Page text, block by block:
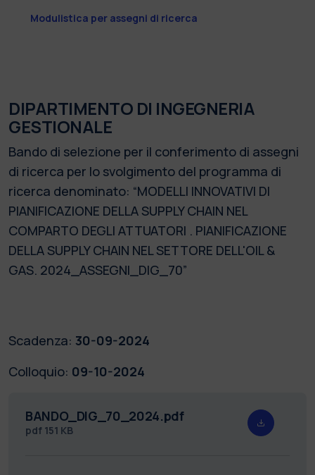
Modulistica per assegni di ricerca
DIPARTIMENTO DI INGEGNERIA
GESTIONALE
Bando di selezione per il conferimento di assegni
di ricerca per lo svolgimento del programma di
ricerca denominato: “MODELLI INNOVATIVI DI
PIANIFICAZIONE DELLA SUPPLY CHAIN NEL
COMPARTO DEGLI ATTUATORI . PIANIFICAZIONE
DELLA SUPPLY CHAIN NEL SETTORE DELL'OIL &
GAS. 2024_ASSEGNI_DIG_70”
Scadenza: 30-09-2024
Colloquio: 09-10-2024
BANDO_DIG_70_2024.pdf
pdf 151 KB